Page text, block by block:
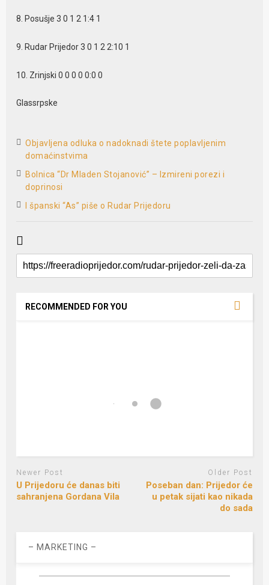
8. Posušje 3 0 1 2 1:4 1
9. Rudar Prijedor 3 0 1 2 2:10 1
10. Zrinjski 0 0 0 0 0:0 0
Glassrpske
Objavljena odluka o nadoknadi štete poplavljenim
domaćinstvima
Bolnica “Dr Mladen Stojanović” – Izmireni porezi i
doprinosi
I španski “As” piše o Rudar Prijedoru
RECOMMENDED FOR YOU
Newer Post
U Prijedoru će danas biti
sahranjena Gordana Vila
Older Post
Poseban dan: Prijedor će
u petak sijati kao nikada
do sada
– MARKETING –